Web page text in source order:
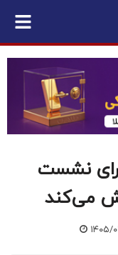
برای نشست
می‌کند
۱۷:۴۰